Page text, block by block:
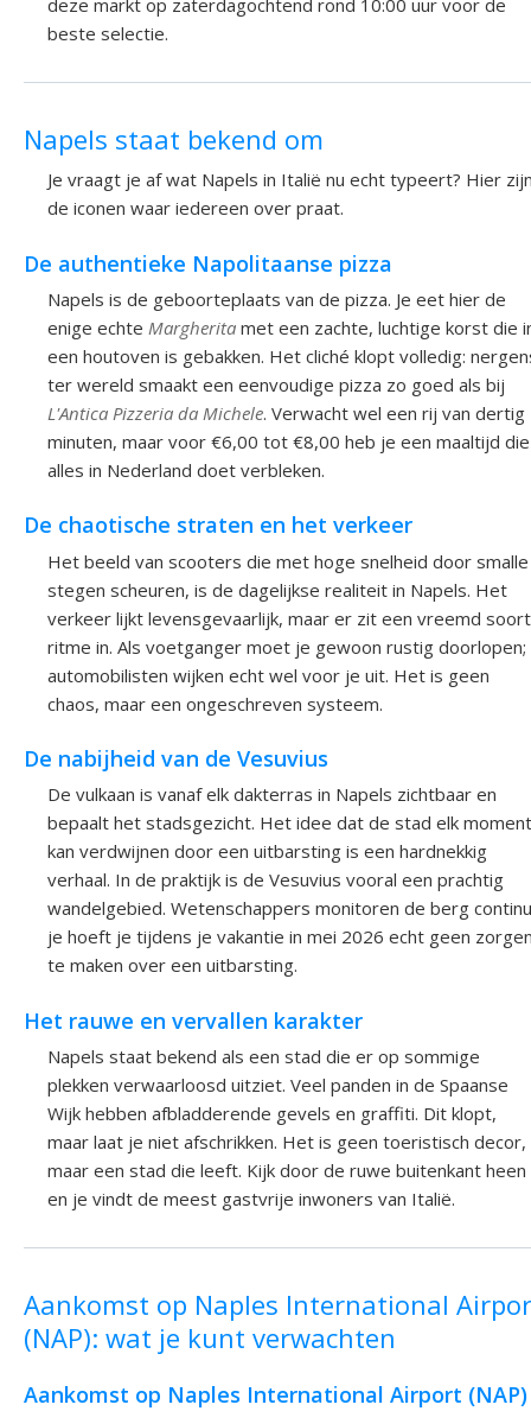
beste selectie.
Napels staat bekend om
Je vraagt je af wat Napels in Italië nu echt typeert? Hier
de iconen waar iedereen over praat.
De authentieke Napolitaanse pizza
Napels is de geboorteplaats van de pizza. Je eet hier de
enige echte Margherita met een zachte, luchtige korst die
een houtoven is gebakken. Het cliché klopt volledig:
ter wereld smaakt een eenvoudige pizza zo goed als bij
L'Antica Pizzeria da Michele. Verwacht wel een rij van dertig
minuten, maar voor €6,00 tot €8,00 heb je een maaltijd die
alles in Nederland doet verbleken.
De chaotische straten en het verkeer
Het beeld van scooters die met hoge snelheid door smalle
stegen scheuren, is de dagelijkse realiteit in Napels. Het
verkeer lijkt levensgevaarlijk, maar er zit een vreemd soort
ritme in. Als voetganger moet je gewoon rustig doorlopen;
automobilisten wijken echt wel voor je uit. Het is geen
chaos, maar een ongeschreven systeem.
De nabijheid van de Vesuvius
De vulkaan is vanaf elk dakterras in Napels zichtbaar en
bepaalt het stadsgezicht. Het idee dat de stad elk moment
kan verdwijnen door een uitbarsting is een hardnekkig
verhaal. In de praktijk is de Vesuvius vooral een prachtig
wandelgebied. Wetenschappers monitoren de berg
je hoeft je tijdens je vakantie in mei 2026 echt geen
te maken over een uitbarsting.
Het rauwe en vervallen karakter
Napels staat bekend als een stad die er op sommige
plekken verwaarloosd uitziet. Veel panden in de Spaanse
Wijk hebben afbladderende gevels en graffiti. Dit klopt,
maar laat je niet afschrikken. Het is geen toeristisch decor,
maar een stad die leeft. Kijk door de ruwe buitenkant heen
en je vindt de meest gastvrije inwoners van Italië.
Aankomst op Naples International
(NAP): wat je kunt verwachten
Aankomst op Naples International Airport (NAP)